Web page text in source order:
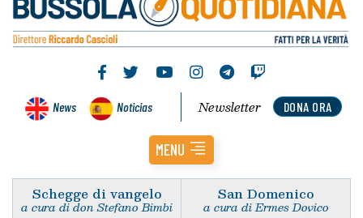
News Noticias DONA ORA
Newsletter
MENU
Schegge di vangelo
a cura di don Stefano Bimbi
San Domenico
a cura di Ermes Dovico